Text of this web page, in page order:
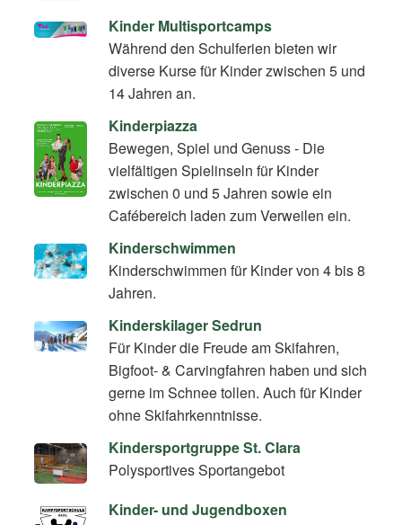
Kinder Multisportcamps
Während den Schulferien bieten wir
diverse Kurse für Kinder zwischen 5 und
14 Jahren an.
Kinderpiazza
Bewegen, Spiel und Genuss - Die
vielfältigen Spielinseln für Kinder
zwischen 0 und 5 Jahren sowie ein
Cafébereich laden zum Verweilen ein.
Kinderschwimmen
Kinderschwimmen für Kinder von 4 bis 8
Jahren.
Kinderskilager Sedrun
Für Kinder die Freude am Skifahren,
Bigfoot- & Carvingfahren haben und sich
gerne im Schnee tollen. Auch für Kinder
ohne Skifahrkenntnisse.
Kindersportgruppe St. Clara
Polysportives Sportangebot
Kinder- und Jugendboxen